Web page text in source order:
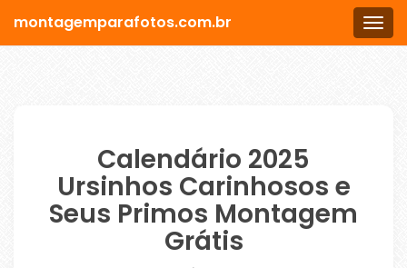
Menu
montagemparafotos.com.br
Calendário 2025
Ursinhos Carinhosos e
Seus Primos Montagem
Grátis